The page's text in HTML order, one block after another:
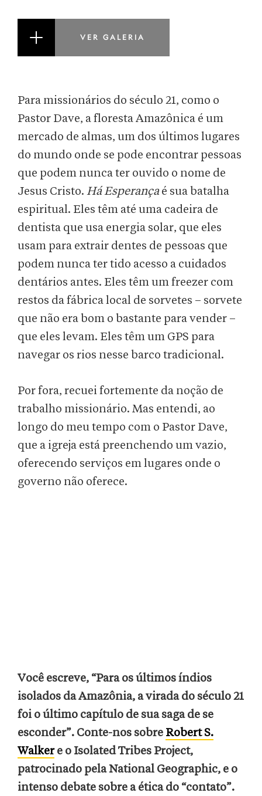
VER GALERIA
Para missionários do século 21, como o
Pastor Dave, a floresta Amazônica é um
mercado de almas, um dos últimos lugares
do mundo onde se pode encontrar pessoas
que podem nunca ter ouvido o nome de
Jesus Cristo. Há Esperança é sua batalha
espiritual. Eles têm até uma cadeira de
dentista que usa energia solar, que eles
usam para extrair dentes de pessoas que
podem nunca ter tido acesso a cuidados
dentários antes. Eles têm um freezer com
restos da fábrica local de sorvetes – sorvete
que não era bom o bastante para vender –
que eles levam. Eles têm um GPS para
navegar os rios nesse barco tradicional.
Por fora, recuei fortemente da noção de
trabalho missionário. Mas entendi, ao
longo do meu tempo com o Pastor Dave,
que a igreja está preenchendo um vazio,
oferecendo serviços em lugares onde o
governo não oferece.
Você escreve, “Para os últimos índios
isolados da Amazônia, a virada do século 21
foi o último capítulo de sua saga de se
esconder”. Conte-nos sobre Robert S.
Walkere o Isolated Tribes Project,
patrocinado pela National Geographic, e o
intenso debate sobre a ética do “contato”.